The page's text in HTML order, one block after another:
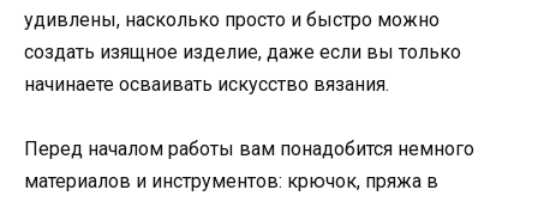
удивлены, насколько просто и быстро можно
создать изящное изделие, даже если вы только
начинаете осваивать искусство вязания.
Перед началом работы вам понадобится немного
материалов и инструментов: крючок, пряжа в